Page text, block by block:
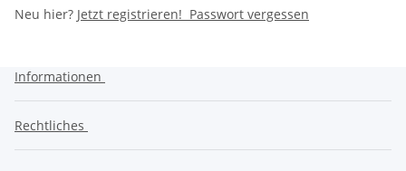
Neu hier? Jetzt registrieren! Passwort vergessen
Informationen
Rechtliches